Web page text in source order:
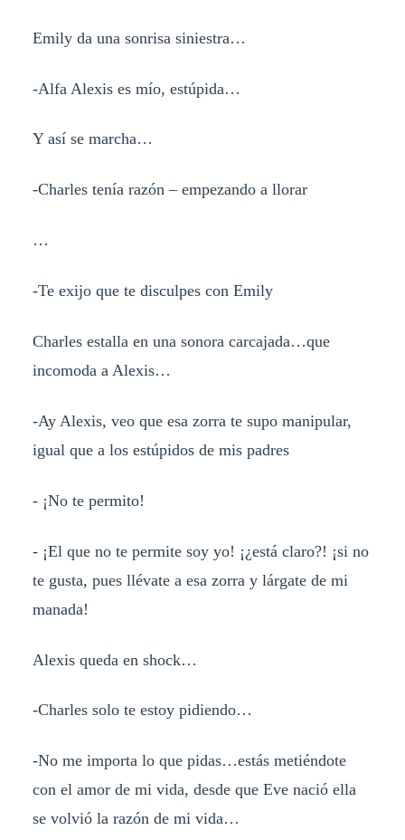
Emily da una sonrisa siniestra…
-Alfa Alexis es mío, estúpida…
Y así se marcha…
-Charles tenía razón – empezando a llorar
…
-Te exijo que te disculpes con Emily
Charles estalla en una sonora carcajada…que
incomoda a Alexis…
-Ay Alexis, veo que esa zorra te supo manipular,
igual que a los estúpidos de mis padres
- ¡No te permito!
- ¡El que no te permite soy yo! ¡¿está claro?! ¡si no
te gusta, pues llévate a esa zorra y lárgate de mi
manada!
Alexis queda en shock…
-Charles solo te estoy pidiendo…
-No me importa lo que pidas…estás metiéndote
con el amor de mi vida, desde que Eve nació ella
se volvió la razón de mi vida…